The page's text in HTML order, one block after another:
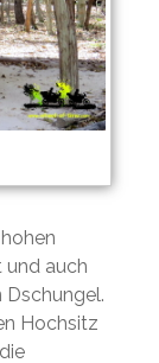
und auch
Dschungel.
Hochsitz